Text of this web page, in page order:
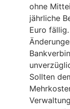
ohne
jährliche
Euro fällig.
Sollten